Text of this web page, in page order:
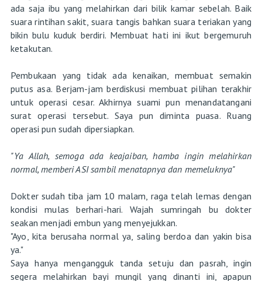
ada saja ibu yang melahirkan dari bilik kamar sebelah. Baik
suara rintihan sakit, suara tangis bahkan suara teriakan yang
bikin bulu kuduk berdiri. Membuat hati ini ikut bergemuruh
ketakutan.
Pembukaan yang tidak ada kenaikan, membuat semakin
putus asa. Berjam-jam berdiskusi membuat pilihan terakhir
untuk operasi cesar. Akhirnya suami pun menandatangani
surat operasi tersebut. Saya pun diminta puasa. Ruang
operasi pun sudah dipersiapkan.
"Ya Allah, semoga ada keajaiban, hamba ingin melahirkan
normal, memberi ASI sambil menatapnya dan memeluknya"
Dokter sudah tiba jam 10 malam, raga telah lemas dengan
kondisi mulas berhari-hari. Wajah sumringah bu dokter
seakan menjadi embun yang menyejukkan.
"Ayo, kita berusaha normal ya, saling berdoa dan yakin bisa
ya."
Saya hanya mengangguk tanda setuju dan pasrah, ingin
segera melahirkan bayi mungil yang dinanti ini, apapun